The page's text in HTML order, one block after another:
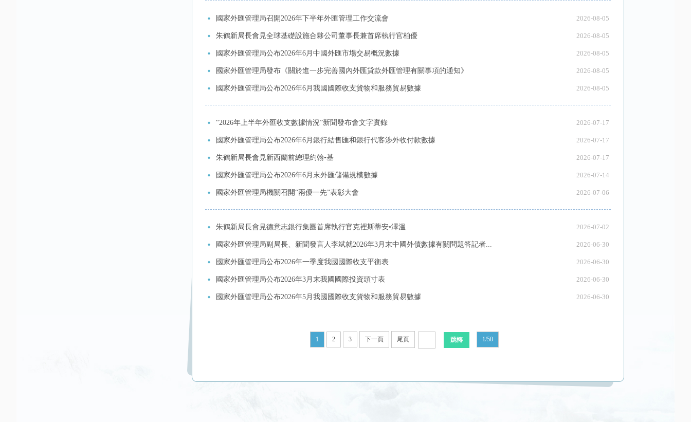
國家外匯管理局召開2026年下半年外匯管理工作交流會 2026-08-05
朱鶴新局長會見全球基礎設施合夥公司董事長兼首席執行官柏優 2026-08-05
國家外匯管理局公布2026年6月中國外匯市場交易概況數據 2026-08-05
國家外匯管理局發布《關於進一步完善國內外匯貸款外匯管理有關事項的通知》 2026-08-05
國家外匯管理局公布2026年6月我國國際收支貨物和服務貿易數據 2026-08-05
“2026年上半年外匯收支數據情況”新聞發布會文字實錄 2026-07-17
國家外匯管理局公布2026年6月銀行結售匯和銀行代客涉外收付款數據 2026-07-17
朱鶴新局長會見新西蘭前總理約翰•基 2026-07-17
國家外匯管理局公布2026年6月末外匯儲備規模數據 2026-07-14
國家外匯管理局機關召開“兩優一先”表彰大會 2026-07-06
朱鶴新局長會見德意志銀行集團首席執行官克裡斯蒂安•澤溫 2026-07-02
國家外匯管理局副局長、新聞發言人李斌就2026年3月末中國外債數據有關問題答記者... 2026-06-30
國家外匯管理局公布2026年一季度我國國際收支平衡表 2026-06-30
國家外匯管理局公布2026年3月末我國國際投資頭寸表 2026-06-30
國家外匯管理局公布2026年5月我國國際收支貨物和服務貿易數據 2026-06-30
1 2 3 下一頁 尾頁 1/50